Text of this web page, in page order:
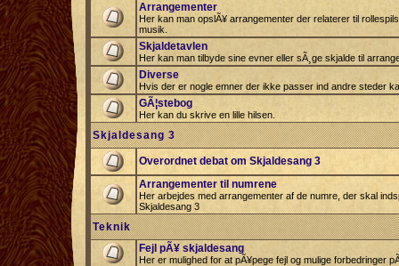
Arrangementer
Her kan man opslÃ¥ arrangementer der relaterer til
musik.
Skjaldetavlen
Her kan man tilbyde sine evner eller sÃ¸ge skjalde til
Diverse
Hvis der er nogle emner der ikke passer ind andre steder
GÃ¦stebog
Her kan du skrive en lille hilsen.
Skjaldesang 3
Overordnet debat om Skjaldesang 3
Arrangementer til numrene
Her arbejdes med arrangementer af de numre, der skal
Skjaldesang 3
Teknik
Fejl pÃ¥ skjaldesang
Her er mulighed for at pÃ¥pege fejl og mulige forbedringer